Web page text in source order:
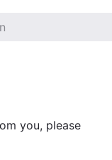
you, please